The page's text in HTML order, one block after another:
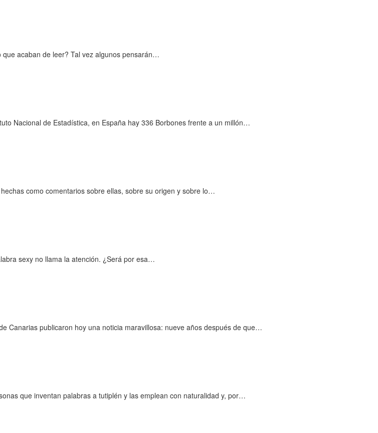
acaban de leer? Tal vez algunos pensarán…
Nacional de Estadística, en España hay 336 Borbones frente a un millón…
como comentarios sobre ellas, sobre su origen y sobre lo…
sexy no llama la atención. ¿Será por esa…
Canarias publicaron hoy una noticia maravillosa: nueve años después de que…
que inventan palabras a tutiplén y las emplean con naturalidad y, por…